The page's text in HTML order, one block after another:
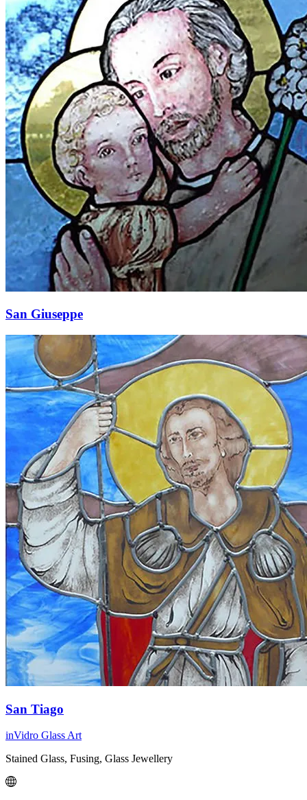
San Giuseppe
San Tiago
inVidro Glass Art
Stained Glass, Fusing, Glass Jewellery